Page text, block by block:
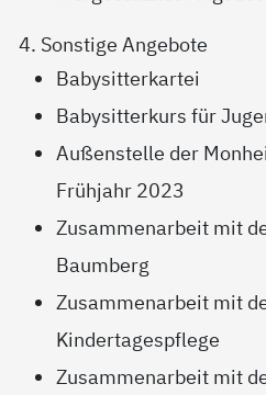
4. Sonstige Angebote
Babysitterkartei
Babysitterkurs für
Außenstelle der
Frühjahr 2023
Zusammenarbeit mit
Baumberg
Zusammenarbeit mit
Kindertagespflege
Zusammenarbeit mit